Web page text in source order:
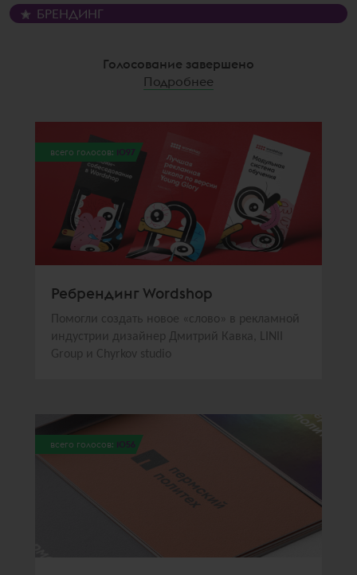
БРЕНДИНГ
Голосование завершено
Подробнее
всего голосов: 1097
Ребрендинг Wordshop
Помогли создать новое «слово» в рекламной
индустрии дизайнер Дмитрий Кавка, LINII
Group и Chyrkov studio
всего голосов: 1056